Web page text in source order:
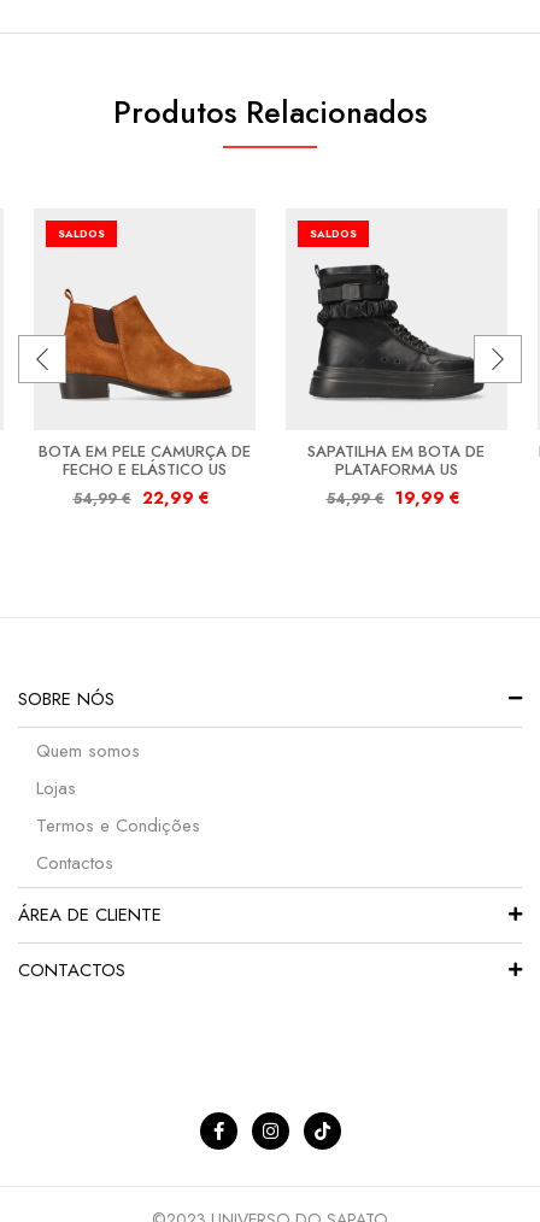
Produtos Relacionados
SALDOS
BOTA EM PELE CAMURÇA DE
FECHO E ELÁSTICO US
54,99€ 22,99 €
SALDOS
SAPATILHA EM BOTA DE
PLATAFORMA US
54,99€ 19,99 €
SOBRE NÓS
Quem somos
Lojas
Termos e Condições
Contactos
ÁREA DE CLIENTE
CONTACTOS